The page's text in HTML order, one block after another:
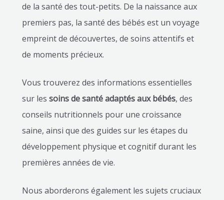
de la santé des tout-petits. De la naissance aux
premiers pas, la santé des bébés est un voyage
empreint de découvertes, de soins attentifs et
de moments précieux.
Vous trouverez des informations essentielles
sur les soins de santé adaptés aux bébés, des
conseils nutritionnels pour une croissance
saine, ainsi que des guides sur les étapes du
développement physique et cognitif durant les
premières années de vie.
Nous aborderons également les sujets cruciaux